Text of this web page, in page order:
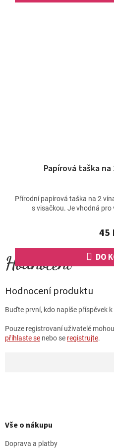
Papírová taška
45
DO
Přírodní papírová taška na 2
s visačkou. Je vhodná
Hodnocení produktu
Buďte první, kdo napíše příspěvek
Pouze registrovaní uživatelé
přihlaste se nebo se registrujte.
pVše o nákupu
Doprava a platby